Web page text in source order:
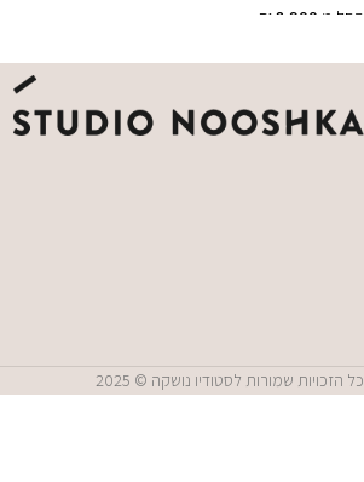
החל מ ₪8,900
כל הזכויות שמורות לסטודיו נושקה © 2025